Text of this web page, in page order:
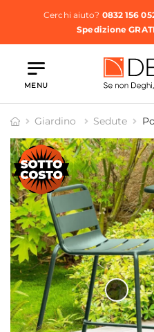
Cerchi aiuto? 0832 156
Spedizione
MENU
Giardino Sedute